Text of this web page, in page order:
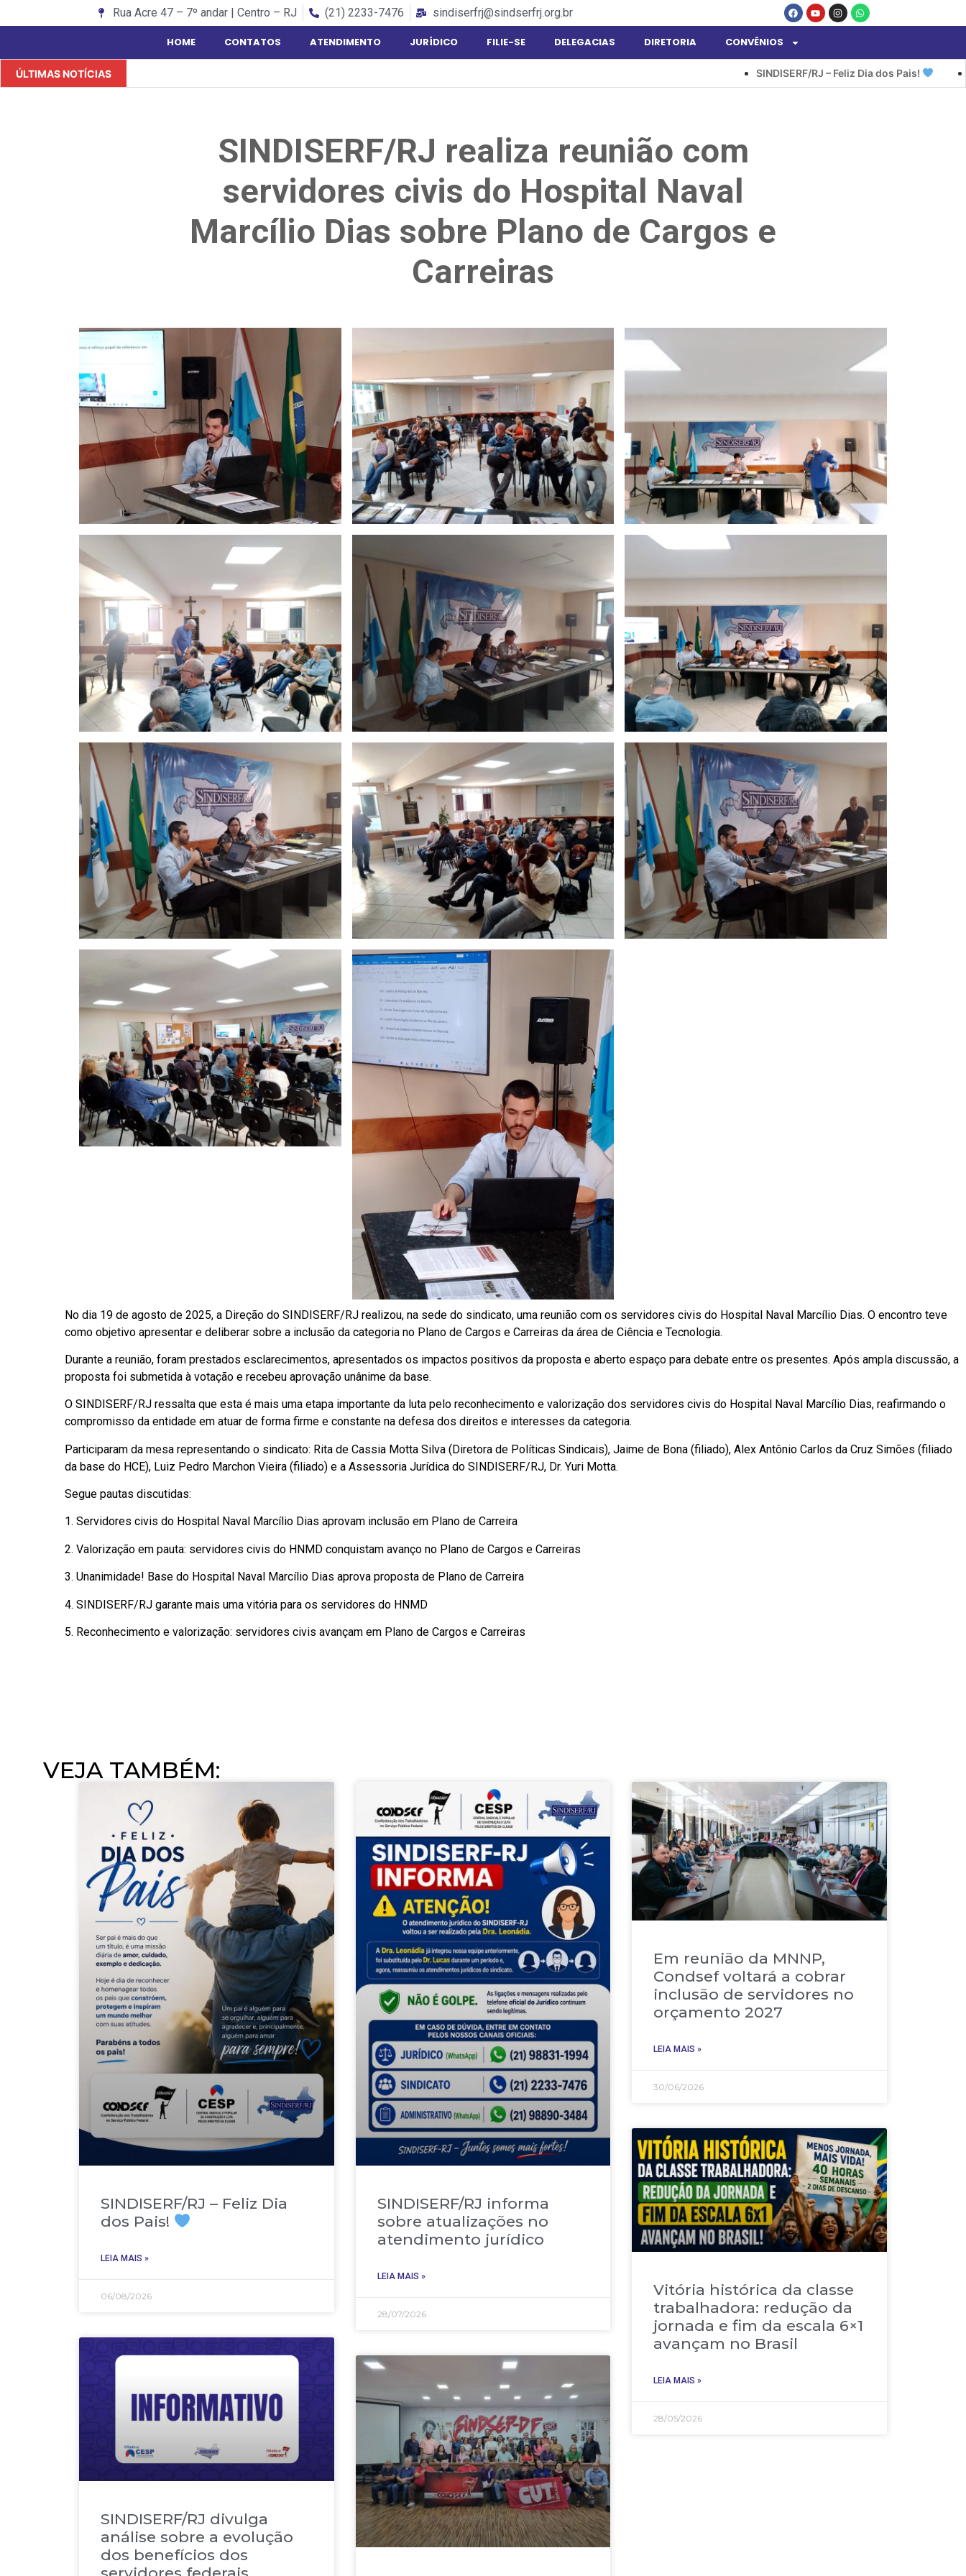
Rua Acre 47 – 7º andar | Centro – RJ (21) 2233-7476 sindiserfrj@sindserfrj.org.br
ÚLTIMAS NOTÍCIAS SINDISERF/RJ – Feliz Dia dos Pais!
HOME CONTATOS ATENDIMENTO JURÍDICO FILIE-SE DELEGACIAS DIRETORIA CONVÊNIOS
SINDISERF/RJ realiza reunião com
servidores civis do Hospital Naval
Marcílio Dias sobre Plano de Cargos e
Carreiras
No dia 19 de agosto de 2025, a Direção do SINDISERF/RJ realizou, na sede do sindicato, uma reunião com os servidores civis do Hospital Naval Marcílio Dias. O encontro teve
como objetivo apresentar e deliberar sobre a inclusão da categoria no Plano de Cargos e Carreiras da área de Ciência e Tecnologia.
Durante a reunião, foram prestados esclarecimentos, apresentados os impactos positivos da proposta e aberto espaço para debate entre os presentes. Após ampla discussão, a
proposta foi submetida à votação e recebeu aprovação unânime da base.
O SINDISERF/RJ ressalta que esta é mais uma etapa importante da luta pelo reconhecimento e valorização dos servidores civis do Hospital Naval Marcílio Dias, reafirmando o
compromisso da entidade em atuar de forma firme e constante na defesa dos direitos e interesses da categoria.
Participaram da mesa representando o sindicato: Rita de Cassia Motta Silva (Diretora de Políticas Sindicais), Jaime de Bona (filiado), Alex Antônio Carlos da Cruz Simões (filiado
da base do HCE), Luiz Pedro Marchon Vieira (filiado) e a Assessoria Jurídica do SINDISERF/RJ, Dr. Yuri Motta.
Segue pautas discutidas:
1. Servidores civis do Hospital Naval Marcílio Dias aprovam inclusão em Plano de Carreira
2. Valorização em pauta: servidores civis do HNMD conquistam avanço no Plano de Cargos e Carreiras
3. Unanimidade! Base do Hospital Naval Marcílio Dias aprova proposta de Plano de Carreira
4. SINDISERF/RJ garante mais uma vitória para os servidores do HNMD
5. Reconhecimento e valorização: servidores civis avançam em Plano de Cargos e Carreiras
VEJA TAMBÉM:​
SINDISERF/RJ – Feliz Dia
dos Pais!
LEIA MAIS »
06/08/2026
SINDISERF/RJ informa
sobre atualizações no
atendimento jurídico
LEIA MAIS »
28/07/2026
Em reunião da MNNP,
Condsef voltará a cobrar
inclusão de servidores no
orçamento 2027
LEIA MAIS »
30/06/2026
SINDISERF/RJ divulga
análise sobre a evolução
dos benefícios dos
Vitória histórica da classe
trabalhadora: redução da
jornada e fim da escala 6×1
avançam no Brasil
LEIA MAIS »
28/05/2026